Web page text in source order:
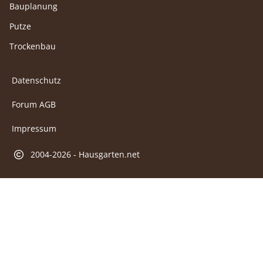
Bauplanung
Putze
Trockenbau
Datenschutz
Forum AGB
Impressum
2004-2026 - Hausgarten.net